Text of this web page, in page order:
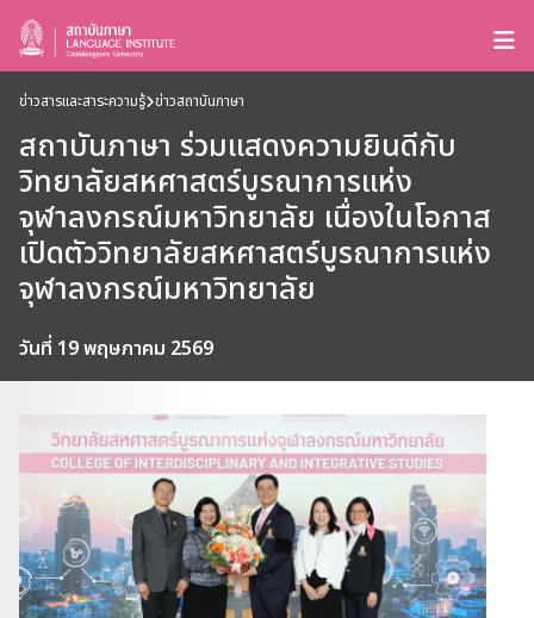
ข่าวสารและสาระความรู้ ข่าวสถาบันภาษา
สถาบันภาษา ร่วมแสดงความยินดีกับ
วิทยาลัยสหศาสตร์บูรณาการแห่ง
จุฬาลงกรณ์มหาวิทยาลัย เนื่องในโอกาส
เปิดตัววิทยาลัยสหศาสตร์บูรณาการแห่ง
จุฬาลงกรณ์มหาวิทยาลัย
วันที่ 19 พฤษภาคม 2569